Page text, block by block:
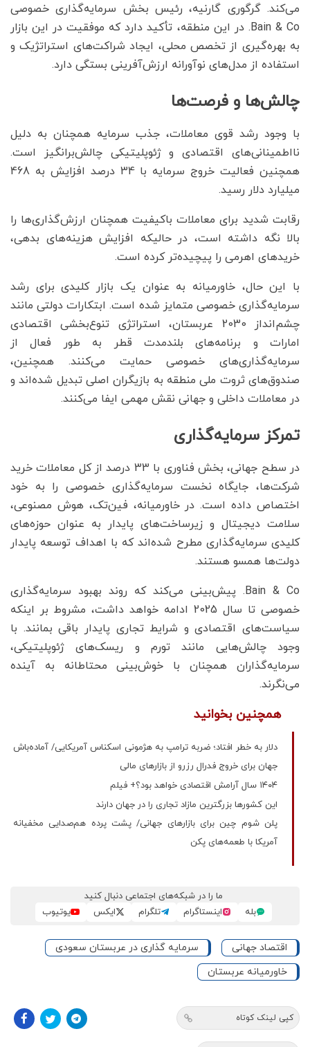
می‌کند. گرگوری گارنیه، رئیس بخش سرمایه‌گذاری خصوصی
Bain & Co. در این منطقه، تأکید دارد که موفقیت در این بازار
به بهره‌گیری از تخصص محلی، ایجاد شراکت‌های استراتژیک و
استفاده از مدل‌های نوآورانه ارزش‌آفرینی بستگی دارد.
چالش‌ها و فرصت‌ها
با وجود رشد قوی معاملات، جذب سرمایه‌ همچنان به دلیل
نااطمینانی‌های اقتصادی و ژئوپلیتیکی چالش‌برانگیز است.
همچنین فعالیت خروج سرمایه با 34 درصد افزایش به 468
میلیارد دلار رسید.
رقابت شدید برای معاملات باکیفیت همچنان ارزش‌گذاری‌ها را
بالا نگه داشته است، در حالیکه افزایش هزینه‌های بدهی،
خرید‌های اهرمی را پیچیده‌تر کرده است.
با این حال، خاورمیانه به عنوان یک بازار کلیدی برای رشد
سرمایه‌گذاری خصوصی متمایز شده است. ابتکارات دولتی مانند
چشم‌انداز 2030 عربستان، استراتژی تنوع‌بخشی اقتصادی
امارات و برنامه‌های بلندمدت قطر به طور فعال از
سرمایه‌گذاری‌های خصوصی حمایت می‌کنند. همچنین،
صندوق‌های ثروت ملی منطقه به بازیگران اصلی تبدیل شده‌اند و
در معاملات داخلی و جهانی نقش مهمی ایفا می‌کنند.
تمرکز سرمایه‌گذاری
در سطح جهانی، بخش فناوری با 33 درصد از کل معاملات خرید
شرکت‌ها، جایگاه نخست سرمایه‌گذاری خصوصی را به خود
اختصاص داده است. در خاورمیانه، فین‌تک، هوش مصنوعی،
سلامت دیجیتال و زیرساخت‌های پایدار به عنوان حوزه‌های
کلیدی سرمایه‌گذاری مطرح شده‌اند که با اهداف توسعه پایدار
دولت‌ها همسو هستند.
Bain & Co. پیش‌بینی می‌کند که روند بهبود سرمایه‌گذاری
خصوصی تا سال 2025 ادامه خواهد داشت، مشروط بر اینکه
سیاست‌های اقتصادی و شرایط تجاری پایدار باقی بمانند. با
وجود چالش‌هایی مانند تورم و ریسک‌های ژئوپلیتیکی،
سرمایه‌گذاران همچنان با خوش‌بینی محتاطانه به آینده
می‌نگرند.
همچنین بخوانید
دلار به خطر افتاد؛ ضربه ترامپ به هژمونی اسکناس آمریکایی/ آماده‌باش
جهان برای خروج فدرال رزرو از بازارهای مالی
۱۴۰۴ سال آرامش اقتصادی خواهد بود؟+ فیلم
این کشورها بزرگترین مازاد تجاری را در جهان دارند
پلن شوم چین برای بازارهای جهانی/ پشت پرده هم‌صدایی مخفیانه
آمریکا با طعمه‌های پکن
ما را در شبکه‌های اجتماعی دنبال کنید
بله
اینستاگرام تلگرام ایکس یوتیوب
اقتصاد جهانی
سرمایه گذاری در عربستان سعودی
خاورمیانه عربستان
کپی لینک کوتاه